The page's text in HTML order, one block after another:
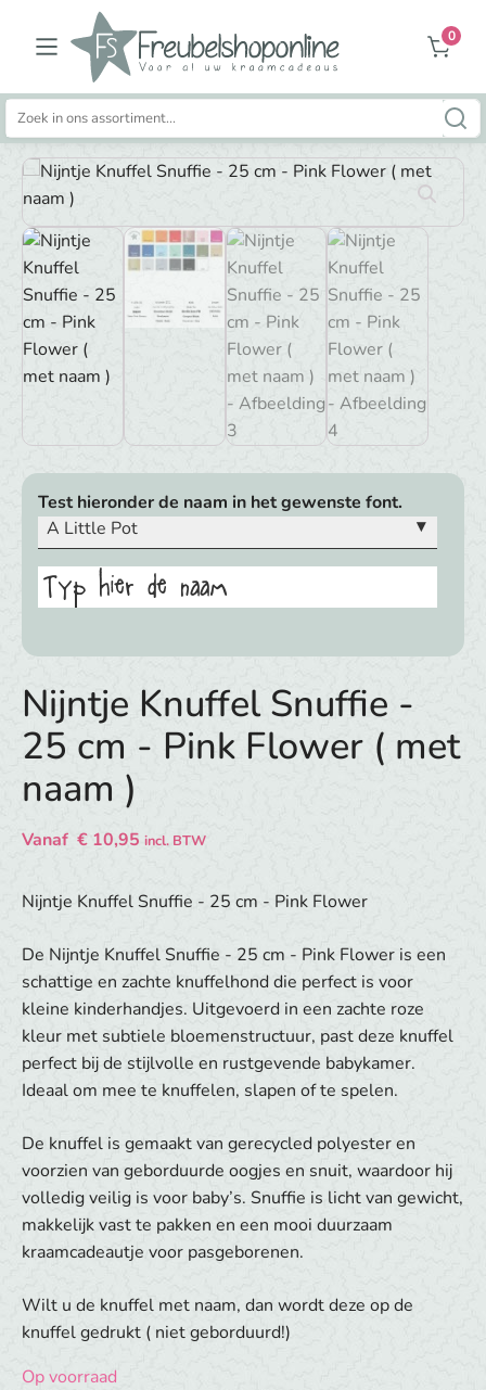
0
Zoeken
naar:
Test hieronder de naam in het gewenste font.
A Little Pot
▾
Typ hier de naam
Nijntje Knuffel Snuffie -
25 cm - Pink Flower ( met
naam )
Vanaf € 10,95 incl. BTW
Nijntje Knuffel Snuffie - 25 cm - Pink Flower
De Nijntje Knuffel Snuffie - 25 cm - Pink Flower is een
schattige en zachte knuffelhond die perfect is voor
kleine kinderhandjes. Uitgevoerd in een zachte roze
kleur met subtiele bloemenstructuur, past deze knuffel
perfect bij de stijlvolle en rustgevende babykamer.
Ideaal om mee te knuffelen, slapen of te spelen.
De knuffel is gemaakt van gerecycled polyester en
voorzien van geborduurde oogjes en snuit, waardoor hij
volledig veilig is voor baby’s. Snuffie is licht van gewicht,
makkelijk vast te pakken en een mooi duurzaam
kraamcadeautje voor pasgeborenen.
Wilt u de knuffel met naam, dan wordt deze op de
knuffel gedrukt ( niet geborduurd!)
Op voorraad